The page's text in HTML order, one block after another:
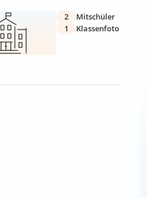
2
Mitschüler
1
Klassenfoto